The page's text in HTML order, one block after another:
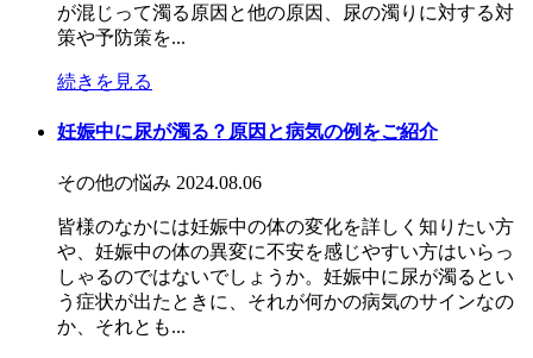
が混じって濁る原因と他の原因、尿の濁りに対する対
策や予防策を...
続きを見る
妊娠中に尿が濁る？原因と病気の例をご紹介
その他の悩み 2024.08.06
皆様のなかには妊娠中の体の変化を詳しく知りたい方
や、妊娠中の体の異変に不安を感じやすい方はいらっ
しゃるのではないでしょうか。妊娠中に尿が濁るとい
う症状が出たときに、それが何かの病気のサインなの
か、それとも...